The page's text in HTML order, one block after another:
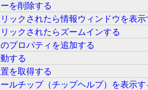
を削除する
ックされたら情報ウィンドウを表示
ックされたらズームインする
プロパティを追加する
する
を取得する
ルチップ（チップヘルプ）を表示す